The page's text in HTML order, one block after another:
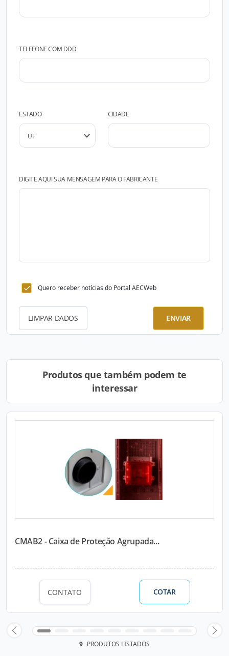
TELEFONE COM DDD
ESTADO CIDADE
DIGITE AQUI SUA MENSAGEM PARA O FABRICANTE
Quero receber notícias do Portal AECWeb
LIMPAR DADOS ENVIAR
Produtos que também podem te
interessar
CMAB2 - Caixa de Proteção Agrupada...
CONTATO COTAR
9 PRODUTOS LISTADOS